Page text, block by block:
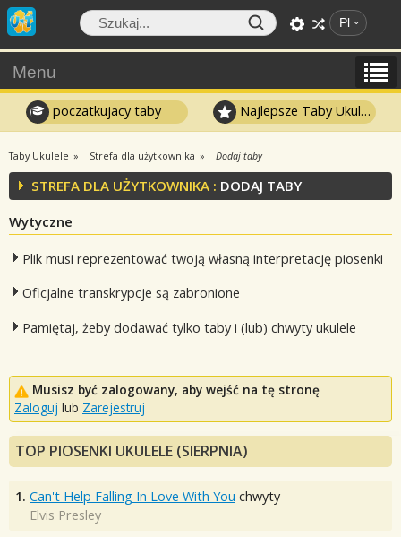
Pl
Menu
poczatkujacy taby Najlepsze Taby Ukulele
Taby Ukulele Strefa dla użytkownika Dodaj taby
STREFA DLA UŻYTKOWNIKA : DODAJ TABY
Wytyczne
Plik musi reprezentować twoją własną interpretację piosenki
Oficjalne transkrypcje są zabronione
Pamiętaj, żeby dodawać tylko taby i (lub) chwyty ukulele
Musisz być zalogowany, aby wejść na tę stronę
Zaloguj lub Zarejestruj
TOP PIOSENKI UKULELE (SIERPNIA)
1. Can't Help Falling In Love With You chwyty
Elvis Presley